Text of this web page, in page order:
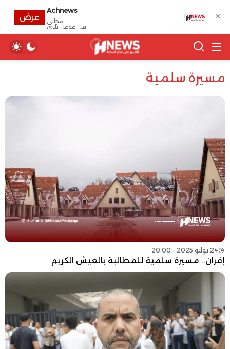
مسيرة سلمية
24 يوليو 2025 - 20:00
إفران.. مسيرة سلمية للمطالبة بالعيش الكريم
✕
Achnews
مجانى
في غوغل بلاي
عرض